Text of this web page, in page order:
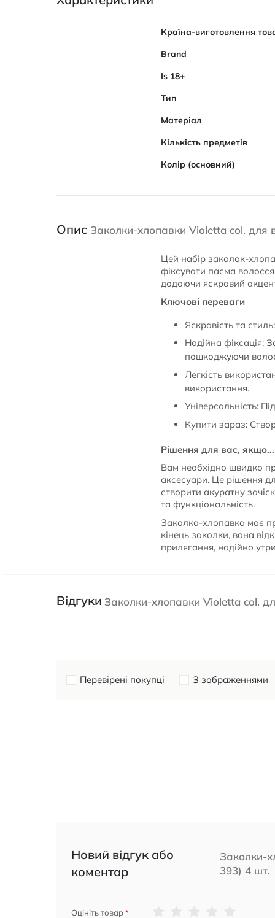
Характеристики
Країна-виготовлення
Brand
Is 18+
Тип
Матеріал
Кількість предметів
Колір (основний)
Опис Заколки-хлопавки Violetta col. для
Цей набір заколок-
фіксувати пасма
додаючи яскравий
Ключові переваги
Яскравість та
Надійна фіксація:
пошкоджуючи
Легкість
використання.
Універсальність:
Купити зараз:
Рішення для вас, якщо...
Вам необхідно швидко
аксесуари. Це рішення
створити акуратну
та функціональність.
Заколка-хлопавка має
кінець заколки, вона
прилягання, надійно
Відгуки Заколки-хлопавки Violetta col.
Перевірені покупці З зображеннями
Новий відгук або
коментар
Заколки-
393) 4 шт.
Оцініть товар